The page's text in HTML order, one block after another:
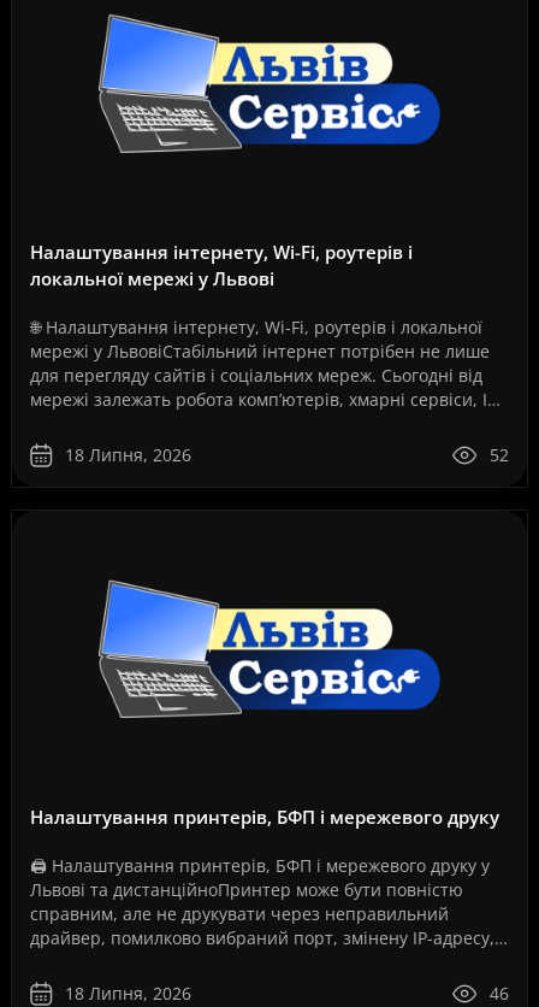
Налаштування інтернету, Wi-Fi, роутерів і
локальної мережі у Львові
🌐 Налаштування інтернету, Wi-Fi, роутерів і локальної
мережі у ЛьвовіСтабільний інтернет потрібен не лише
для перегляду сайтів і соціальних мереж. Сьогодні від
мережі залежать робота комп’ютерів, хмарні сервіси, IP-
18 Липня, 2026
52
Налаштування принтерів, БФП і мережевого друку
🖨️ Налаштування принтерів, БФП і мережевого друку у
Львові та дистанційноПринтер може бути повністю
справним, але не друкувати через неправильний
драйвер, помилково вибраний порт, змінену IP-адресу,
18 Липня, 2026
46